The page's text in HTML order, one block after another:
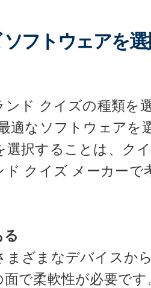
フトウェアを
ド クイズの種類を
適なソフトウェアを
選択することは、ク
ド クイズ メーカー
まざまなデバイスか
面で柔軟性が必要で